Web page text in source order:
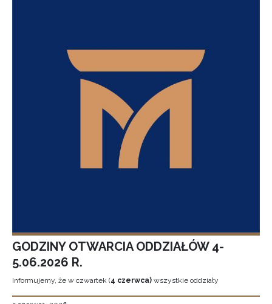
GODZINY OTWARCIA ODDZIAŁÓW 4-
5.06.2026 R.
Informujemy, że w czwartek (4 czerwca) wszystkie oddziały